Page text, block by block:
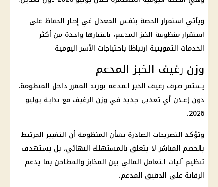
ويأتي استمرار الحصة بنفس المعدل في إطار الحفاظ على
استقرارمنظومة الخبز المدعم، باعتبارها واحدة من أكثر
الخدمات التموينية ارتباطًا باحتياجات الأسر اليومية.
وزن رغيف الخبز المدعم
يستمر صرف رغيف الخبز المدعم بوزنه المقرر داخل المنظومة،
دون إعلان أي تعديل جديد في وزن الرغيف مع بداية يوليو
2026.
وتؤكد التصريحات الصادرة بشأن المنظومة أن التغيير المرتبط
بالخصم المباشر لا يتعلق بالمستهلك النهائي، بل يستهدف
تنظيم آليات التعامل المالي بين المخابز والمطاحن بما يدعم
الرقابة على الدقيق المدعم.